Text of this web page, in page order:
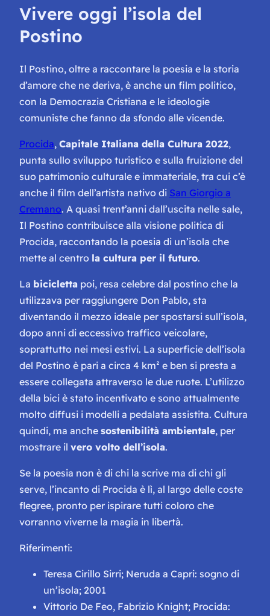
Vivere oggi l’isola del
Postino
Il Postino, oltre a raccontare la poesia e la storia
d’amore che ne deriva, è anche un film politico,
con la Democrazia Cristiana e le ideologie
comuniste che fanno da sfondo alle vicende.
Procida, Capitale Italiana della Cultura 2022,
punta sullo sviluppo turistico e sulla fruizione del
suo patrimonio culturale e immateriale, tra cui c’è
anche il film dell’artista nativo di San Giorgio a
Cremano. A quasi trent’anni dall’uscita nelle sale,
Il Postino contribuisce alla visione politica di
Procida, raccontando la poesia di un’isola che
mette al centro la cultura per il futuro.
La bicicletta poi, resa celebre dal postino che la
utilizzava per raggiungere Don Pablo, sta
diventando il mezzo ideale per spostarsi sull’isola,
dopo anni di eccessivo traffico veicolare,
soprattutto nei mesi estivi. La superficie dell’isola
del Postino è pari a circa 4 km² e ben si presta a
essere collegata attraverso le due ruote. L’utilizzo
della bici è stato incentivato e sono attualmente
molto diffusi i modelli a pedalata assistita. Cultura
quindi, ma anche sostenibilità ambientale, per
mostrare il vero volto dell’isola.
Se la poesia non è di chi la scrive ma di chi gli
serve, l’incanto di Procida è lì, al largo delle coste
flegree, pronto per ispirare tutti coloro che
vorranno viverne la magia in libertà.
Riferimenti:
Teresa Cirillo Sirri; Neruda a Capri: sogno di
un’isola; 2001
Vittorio De Feo, Fabrizio Knight; Procida: